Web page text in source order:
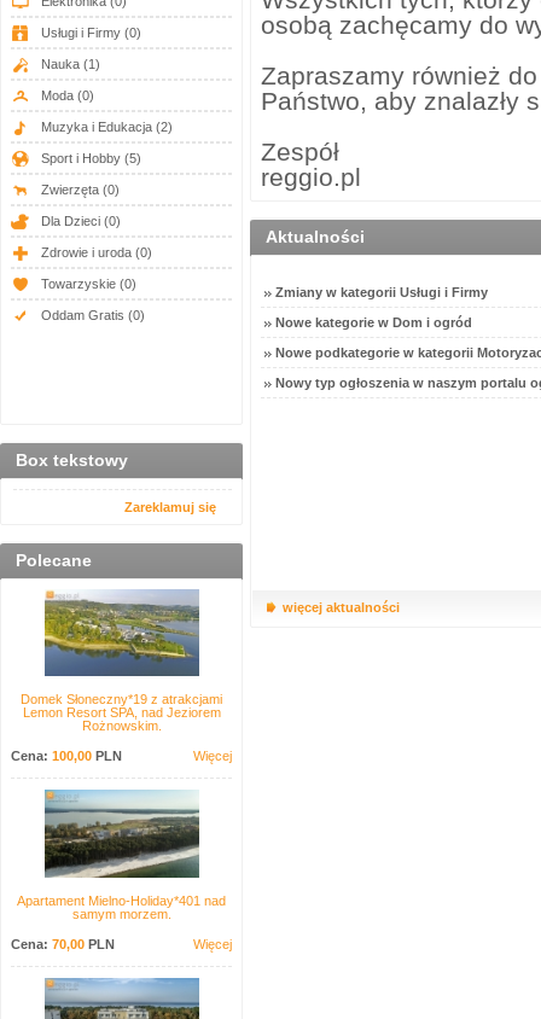
Usługi i Firmy (0)
Nauka (1)
Moda (0)
Muzyka i Edukacja (2)
Sport i Hobby (5)
Zwierzęta (0)
Dla Dzieci (0)
Zdrowie i uroda (0)
Towarzyskie (0)
Oddam Gratis (0)
Box tekstowy
Zareklamuj się
Polecane
Domek Słoneczny*19 z atrakcjami
Lemon Resort SPA, nad Jeziorem
Rożnowskim.
Cena: 100,00 PLN Więcej
Apartament Mielno-Holiday*401 nad
samym morzem.
Cena: 70,00 PLN Więcej
osobą zachęcamy do
Zapraszamy również
Państwo, aby znalazły
Zespół
reggio.pl
Aktualności
Zmiany w kategorii Usługi i Firmy
Nowe kategorie w Dom i ogród
Nowe podkategorie w kategorii
Nowy typ ogłoszenia w naszym portalu
więcej aktualności